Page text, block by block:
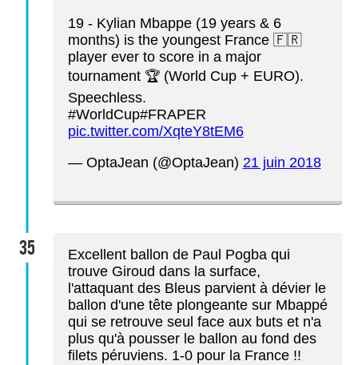
19 - Kylian Mbappe (19 years & 6
months) is the youngest France 🇫🇷
player ever to score in a major
tournament 🏆 (World Cup + EURO).
Speechless.
#WorldCup#FRAPER
pic.twitter.com/XqteY8tEM6
— OptaJean (@OptaJean) 21 juin 2018
35
Excellent ballon de Paul Pogba qui
trouve Giroud dans la surface,
l'attaquant des Bleus parvient à dévier le
ballon d'une tête plongeante sur Mbappé
qui se retrouve seul face aux buts et n'a
plus qu'à pousser le ballon au fond des
filets péruviens. 1-0 pour la France !!